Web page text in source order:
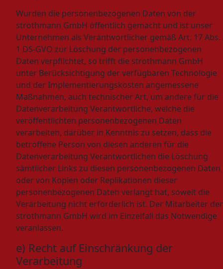
Wurden die personenbezogenen Daten von der
strothmann GmbH öffentlich gemacht und ist unser
Unternehmen als Verantwortlicher gemäß Art. 17 Abs.
1 DS-GVO zur Löschung der personenbezogenen
Daten verpflichtet, so trifft die strothmann GmbH
unter Berücksichtigung der verfügbaren Technologie
und der Implementierungskosten angemessene
Maßnahmen, auch technischer Art, um andere für die
Datenverarbeitung Verantwortliche, welche die
veröffentlichten personenbezogenen Daten
verarbeiten, darüber in Kenntnis zu setzen, dass die
betroffene Person von diesen anderen für die
Datenverarbeitung Verantwortlichen die Löschung
sämtlicher Links zu diesen personenbezogenen Daten
oder von Kopien oder Replikationen dieser
personenbezogenen Daten verlangt hat, soweit die
Verarbeitung nicht erforderlich ist. Der Mitarbeiter der
strothmann GmbH wird im Einzelfall das Notwendige
veranlassen.
e) Recht auf Einschränkung der
Verarbeitung